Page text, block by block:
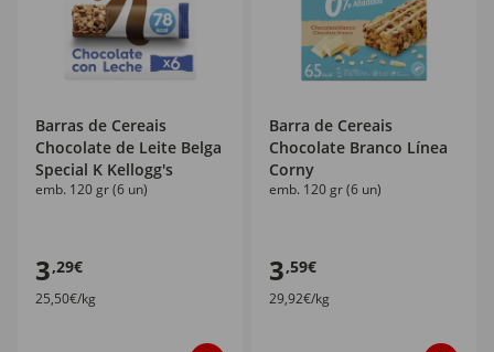
Barras de Cereais
Chocolate de Leite Belga
Special K Kellogg's
emb. 120 gr (6 un)
3,29€
25,50€/kg
Barra de Cereais
Chocolate Branco Línea
Corny
emb. 120 gr (6 un)
3,59€
29,92€/kg